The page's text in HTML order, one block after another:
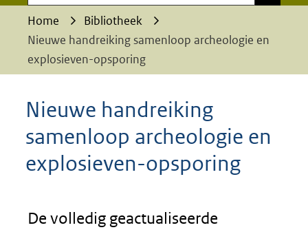
Home
Bibliotheek
Nieuwe handreiking samenloop archeologie en
explosieven-opsporing
Nieuwe handreiking
samenloop archeologie en
explosieven-opsporing
De volledig geactualiseerde